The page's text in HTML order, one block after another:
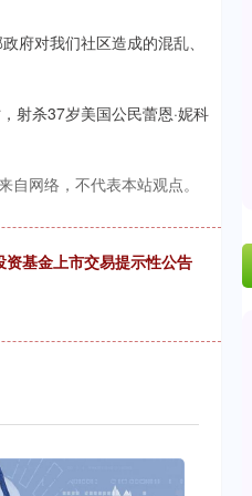
对我们社区造成的混乱、
射杀37岁美国公民蕾恩·妮科
自网络，不代表本站观点。
基金上市交易提示性公告